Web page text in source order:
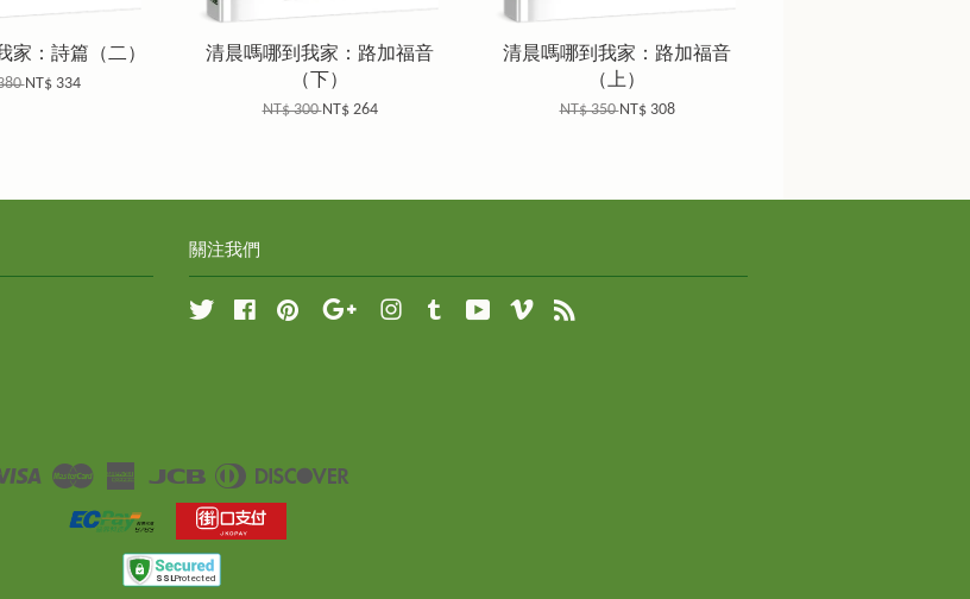
家：詩篇（二）
NT$ 334
清晨嗎哪到我家：路加福音
（下）
NT$ 300NT$ 264
清晨嗎哪到我家：路加福音
（上）
NT$ 350NT$ 308
關注我們
Twitter FacebookPinterest Google InstagramTumblr YouTubeVimeo
Visa Master
American
JCB
Diners